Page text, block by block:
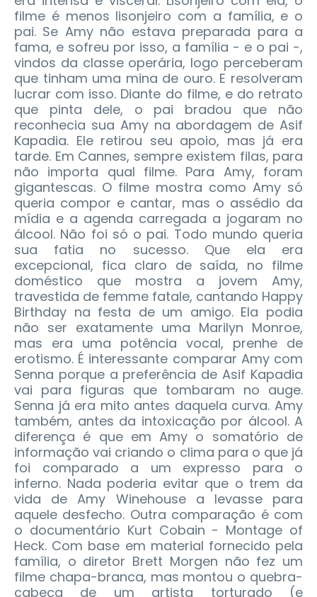
filme é menos lisonjeiro com a família, e o
pai. Se Amy não estava preparada para a
fama, e sofreu por isso, a família - e o pai -,
vindos da classe operária, logo perceberam
que tinham uma mina de ouro. E resolveram
lucrar com isso. Diante do filme, e do retrato
que pinta dele, o pai bradou que não
reconhecia sua Amy na abordagem de Asif
Kapadia. Ele retirou seu apoio, mas já era
tarde. Em Cannes, sempre existem filas, para
não importa qual filme. Para Amy, foram
gigantescas. O filme mostra como Amy só
queria compor e cantar, mas o assédio da
mídia e a agenda carregada a jogaram no
álcool. Não foi só o pai. Todo mundo queria
sua fatia no sucesso. Que ela era
excepcional, fica claro de saída, no filme
doméstico que mostra a jovem Amy,
travestida de femme fatale, cantando Happy
Birthday na festa de um amigo. Ela podia
não ser exatamente uma Marilyn Monroe,
mas era uma potência vocal, prenhe de
erotismo. É interessante comparar Amy com
Senna porque a preferência de Asif Kapadia
vai para figuras que tombaram no auge.
Senna já era mito antes daquela curva. Amy
também, antes da intoxicação por álcool. A
diferença é que em Amy o somatório de
informação vai criando o clima para o que já
foi comparado a um expresso para o
inferno. Nada poderia evitar que o trem da
vida de Amy Winehouse a levasse para
aquele desfecho. Outra comparação é com
o documentário Kurt Cobain - Montage of
Heck. Com base em material fornecido pela
família, o diretor Brett Morgen não fez um
filme chapa-branca, mas montou o quebra-
cabeça de um artista torturado (e